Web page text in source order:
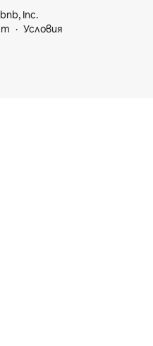
Inc.
Условия